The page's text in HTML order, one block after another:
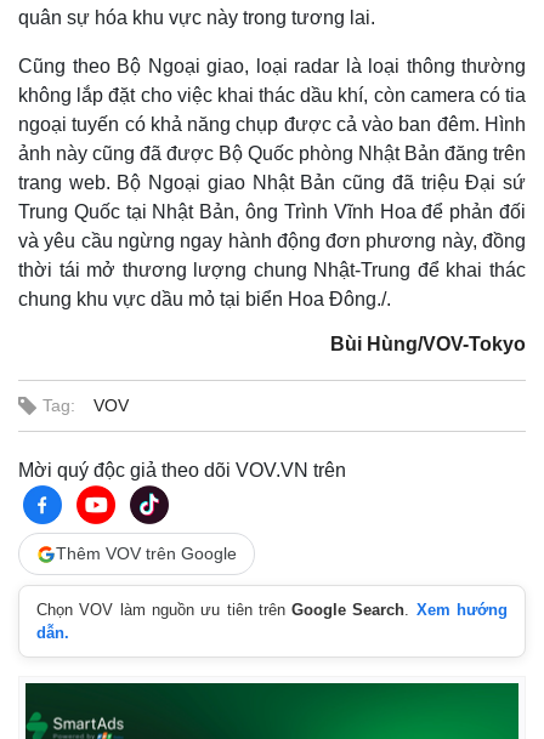
quân sự hóa khu vực này trong tương lai.
Cũng theo Bộ Ngoại giao, loại radar là loại thông thường
không lắp đặt cho việc khai thác dầu khí, còn camera có tia
ngoại tuyến có khả năng chụp được cả vào ban đêm. Hình
ảnh này cũng đã được Bộ Quốc phòng Nhật Bản đăng trên
trang web. Bộ Ngoại giao Nhật Bản cũng đã triệu Đại sứ
Trung Quốc tại Nhật Bản, ông Trình Vĩnh Hoa để phản đối
và yêu cầu ngừng ngay hành động đơn phương này, đồng
thời tái mở thương lượng chung Nhật-Trung để khai thác
chung khu vực dầu mỏ tại biển Hoa Đông./.
Bùi Hùng/VOV-Tokyo
Tag: VOV
Mời quý độc giả theo dõi VOV.VN trên
Thêm VOV trên Google
Chọn VOV làm nguồn ưu tiên trênGoogle Search. Xem hướng
dẫn.